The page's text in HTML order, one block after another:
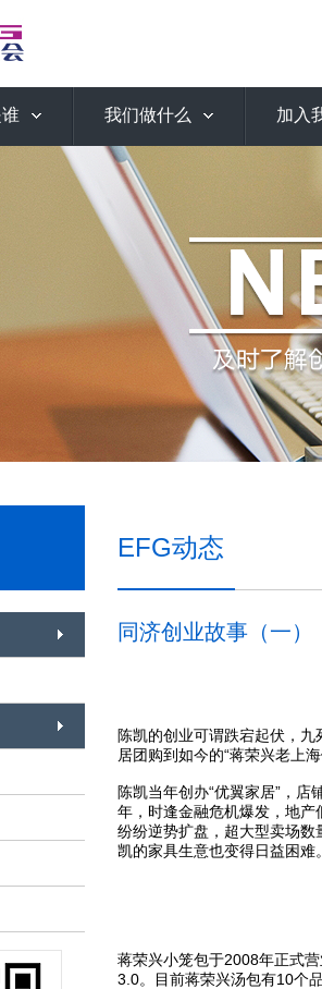
我们做什么 加入
EFG动态
同济创业故事（一）
陈凯的创业可谓跌宕起伏，
居团购到如今的“蒋荣兴老上
陈凯当年创办“优翼家居”，
年，时逢金融危机爆发，地
纷纷逆势扩盘，超大型卖场
凯的家具生意也变得日益困
蒋荣兴小笼包于2008年正式
3.0。目前蒋荣兴汤包有10个